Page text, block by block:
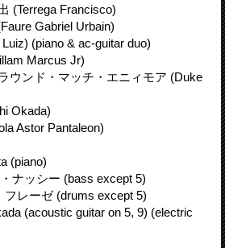
(Terrega Francisco)
Gabriel Urbain)
(piano & ac-guitar duo)
Marcus Jr)
ウンド・マッチ・エニィモア (Duke
Okada)
Astor Pantaleon)
(piano)
ナッシー (bass except 5)
フレーゼ (drums except 5)
(acoustic guitar on 5, 9) (electric